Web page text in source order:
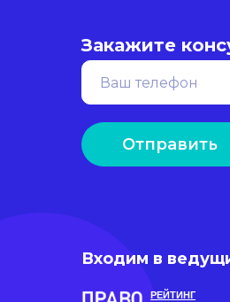
Закажите
Отправить
Входим в
РЕЙТИНГ